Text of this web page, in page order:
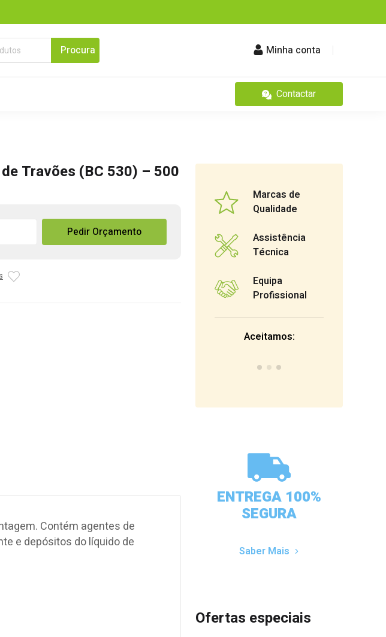
Minha conta
Contactar
Travões (BC 530) – 500
Pedir Orçamento
Contém agentes de
e depósitos do líquido de
Marcas de
Qualidade
Assistência
Técnica
Equipa
Profissional
Aceitamos:
ENTREGA 100%
SEGURA
Saber Mais
Ofertas especiais